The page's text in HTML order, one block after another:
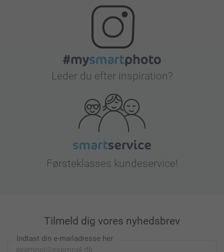
Leder du efter inspiration?
Førsteklasses kundeservice!
Tilmeld dig vores nyhedsbrev
Indtast din e-mailadresse her